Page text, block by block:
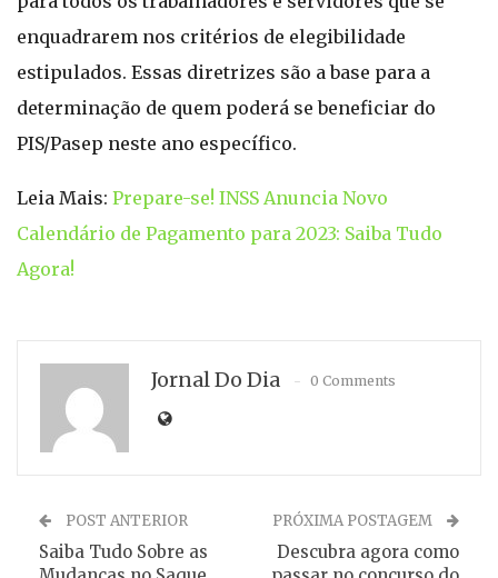
enquadrarem nos critérios de elegibilidade
estipulados. Essas diretrizes são a base para a
determinação de quem poderá se beneficiar do
PIS/Pasep neste ano específico.
Leia Mais: Prepare-se! INSS Anuncia Novo
Calendário de Pagamento para 2023: Saiba Tudo
Agora!
Jornal Do Dia 0 Comments
POST ANTERIOR
Saiba Tudo Sobre as
PRÓXIMA POSTAGEM
Descubra agora como